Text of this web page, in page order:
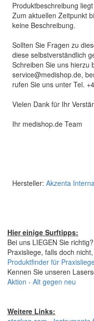
Produktbeschreibung
Zum aktuellen Zeitpunkt
keine Beschreibung.
Sollten Sie Fragen zu
diese selbstverständlich
Schreiben Sie uns hierzu
service@medishop.de,
rufen Sie uns unter Tel.
Vielen Dank für Ihr
Ihr medishop.de Team
Hersteller: Akzenta
Hier einige Surftipps:
Bei uns LIEGEN Sie
Praxisliege, falls doch
Produktfinder für
Kennen Sie unseren
Aktion - Alt gegen neu
Weitere Links: